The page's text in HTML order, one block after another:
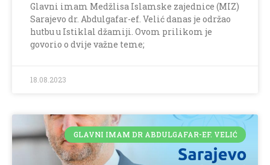
Glavni imam Medžlisa Islamske zajednice (MIZ)
Sarajevo dr. Abdulgafar-ef. Velić danas je održao
hutbu u Istiklal džamiji. Ovom prilikom je
govorio o dvije važne teme;
18.08.2023
GLAVNI IMAM DR ABDULGAFAR-EF. VELIĆ